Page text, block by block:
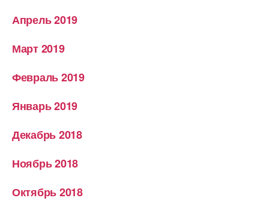
Апрель 2019
Март 2019
Февраль 2019
Январь 2019
Декабрь 2018
Ноябрь 2018
Октябрь 2018